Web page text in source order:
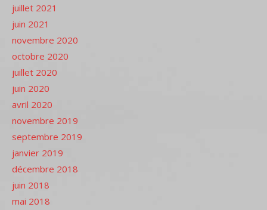
juillet 2021
juin 2021
novembre 2020
octobre 2020
juillet 2020
juin 2020
avril 2020
novembre 2019
septembre 2019
janvier 2019
décembre 2018
juin 2018
mai 2018